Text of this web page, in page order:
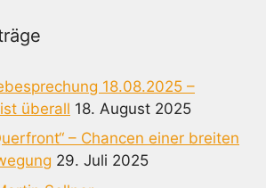
18.08.2025 –
überall 18. August 2025
– Chancen einer breiten
29. Juli 2025